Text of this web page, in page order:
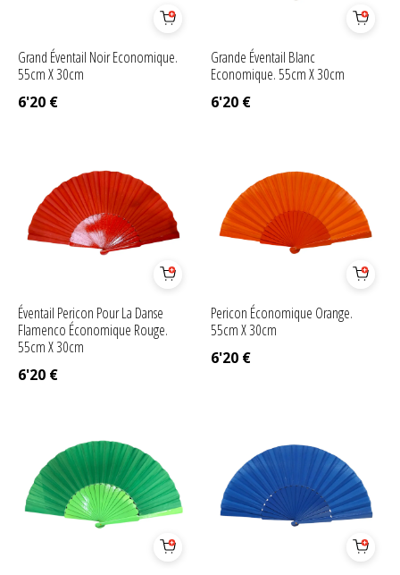
Grand Éventail Noir Economique.
55cm X 30cm
6'20 €
Grande Éventail Blanc
Economique. 55cm X 30cm
6'20 €
Éventail Pericon Pour La Danse
Flamenco Économique Rouge.
55cm X 30cm
6'20 €
Pericon Économique Orange.
55cm X 30cm
6'20 €